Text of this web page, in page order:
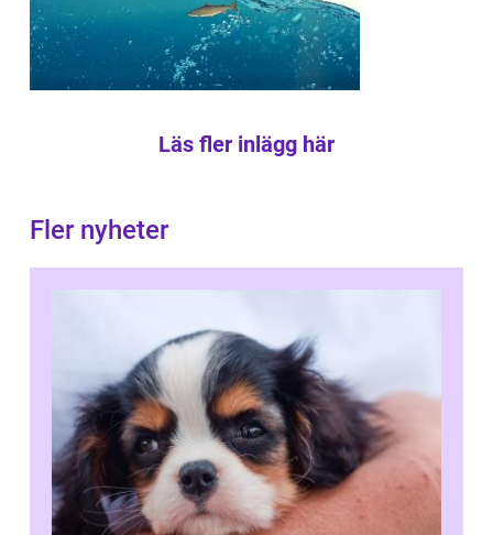
Läs fler inlägg här
Fler nyheter